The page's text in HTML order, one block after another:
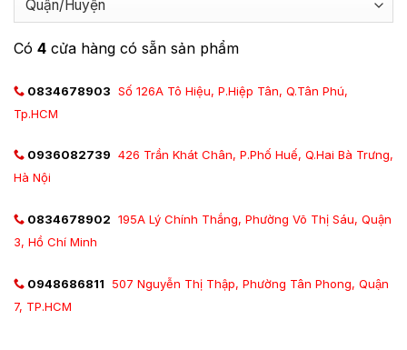
Có 4 cửa hàng có sẵn sản phẩm
0834678903 Số 126A Tô Hiệu, P.Hiệp Tân, Q.Tân Phú,
Tp.HCM
0936082739 426 Trần Khát Chân, P.Phố Huế, Q.Hai Bà Trưng,
Hà Nội
0834678902 195A Lý Chính Thắng, Phường Võ Thị Sáu, Quận
3, Hồ Chí Minh
0948686811
507 Nguyễn Thị Thập, Phường Tân Phong, Quận
7, TP.HCM